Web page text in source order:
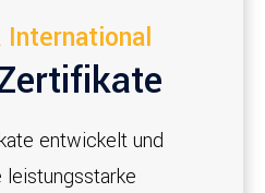
entwickelt und